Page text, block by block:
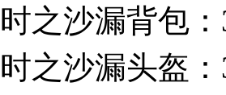
时之沙漏背包：
时之沙漏头盔：